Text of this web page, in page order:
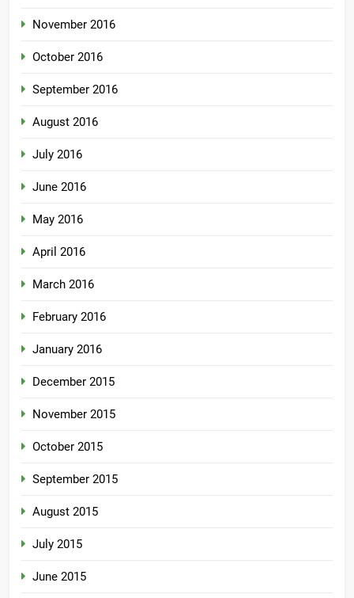
November 2016
October 2016
September 2016
August 2016
July 2016
June 2016
May 2016
April 2016
March 2016
February 2016
January 2016
December 2015
November 2015
October 2015
September 2015
August 2015
July 2015
June 2015